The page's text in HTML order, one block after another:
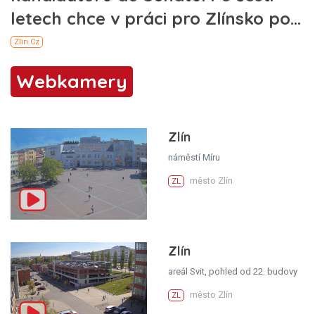
Webkamery
Zlín
náměstí Míru
ZL město Zlín
Zlín
areál Svit, pohled od 22. budovy
ZL město Zlín